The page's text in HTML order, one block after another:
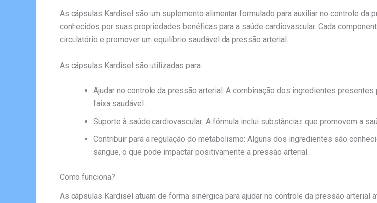
As cápsulas Kardisel são um suplemento alimentar formulado para auxiliar no controle da
conhecidos por suas propriedades benéficas para a saúde cardiovascular. Cada
circulatório e promover um equilíbrio saudável da pressão arterial.
As cápsulas Kardisel são utilizadas para:
Ajudar no controle da pressão arterial: A combinação dos ingredientes
faixa saudável.
Suporte à saúde cardiovascular: A fórmula inclui substâncias que promovem a
Contribuir para a regulação do metabolismo: Alguns dos ingredientes são
sangue, o que pode impactar positivamente a pressão arterial.
Como funciona?
As cápsulas Kardisel atuam de forma sinérgica para ajudar no controle da pressão arterial